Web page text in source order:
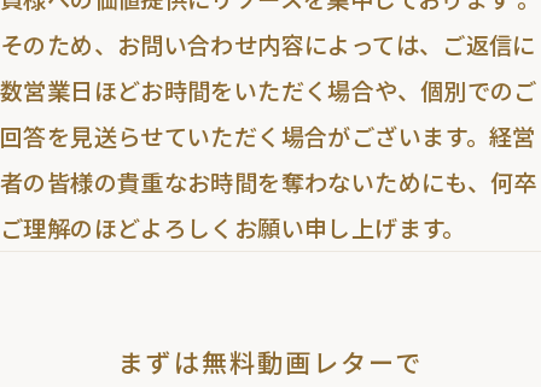
そのため、お問い合わせ内容によっては、ご返信に
数営業日ほどお時間をいただく場合や、個別でのご
回答を見送らせていただく場合がございます。経営
者の皆様の貴重なお時間を奪わないためにも、何卒
ご理解のほどよろしくお願い申し上げます。
まずは無料動画レターで